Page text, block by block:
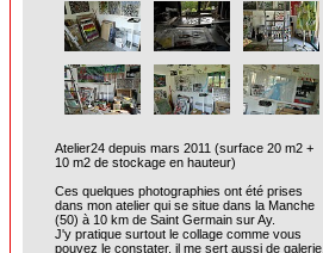
Atelier24 depuis mars 2011 (surface 20 m2 +
10 m2 de stockage en hauteur)
Ces quelques photographies ont été prises
dans mon atelier qui se situe dans la Manche
(50) à 10 km de Saint Germain sur Ay.
J'y pratique surtout le collage comme vous
pouvez le constater. il me sert aussi de galerie.